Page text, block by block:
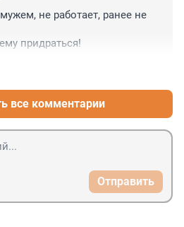
не работает, ранее не
придраться!
все комментарии
Отправить